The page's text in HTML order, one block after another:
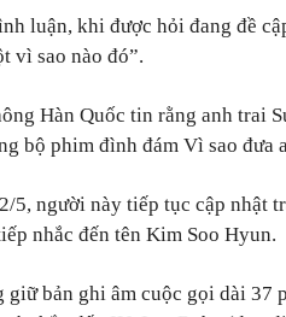
luận, khi được hỏi đang đề
vì sao nào đó”.
Hàn Quốc tin rằng anh trai
bộ phim đình đám Vì sao đưa
5, người này tiếp tục cập nhật
nhắc đến tên Kim Soo Hyun.
giữ bản ghi âm cuộc gọi dài 37